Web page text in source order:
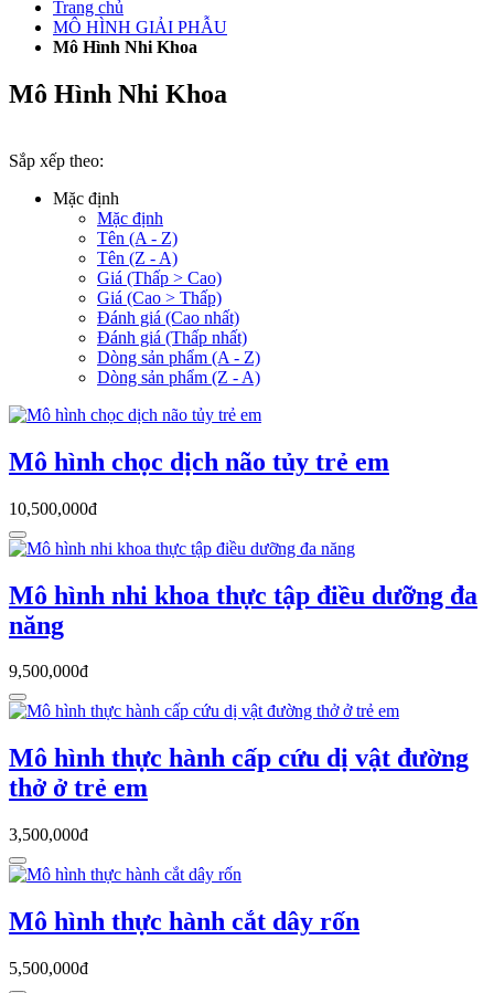
Trang chủ
MÔ HÌNH GIẢI PHẪU
Mô Hình Nhi Khoa
Mô Hình Nhi Khoa
Sắp xếp theo:
Mặc định
Mặc định
Tên (A - Z)
Tên (Z - A)
Giá (Thấp > Cao)
Giá (Cao > Thấp)
Đánh giá (Cao nhất)
Đánh giá (Thấp nhất)
Dòng sản phẩm (A - Z)
Dòng sản phẩm (Z - A)
Mô hình chọc dịch não tủy trẻ em
10,500,000đ
Mô hình nhi khoa thực tập điều dưỡng đa
năng
9,500,000đ
Mô hình thực hành cấp cứu dị vật đường
thở ở trẻ em
3,500,000đ
Mô hình thực hành cắt dây rốn
5,500,000đ